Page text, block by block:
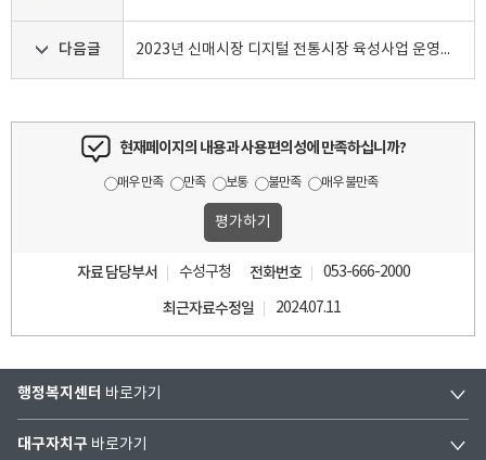
다음글 2023년 신매시장 디지털 전통시장 육성사업 운영인력 모집 공고
현재페이지의 내용과 사용편의성에 만족하십니까?
매우 만족 만족 보통 불만족 매우 불만족
자료 담당부서 수성구청 전화번호 053-666-2000
최근자료수정일 2024.07.11
행정복지센터 바로가기
대구자치구 바로가기